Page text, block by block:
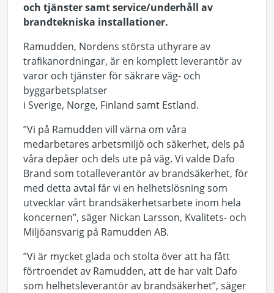
och tjänster samt service/underhåll av
brandtekniska installationer.
Ramudden, Nordens största uthyrare av
trafikanordningar, är en komplett leverantör av
varor och tjänster för säkrare väg- och
byggarbetsplatser
i Sverige, Norge, Finland samt Estland.
”Vi på Ramudden vill värna om våra
medarbetares arbetsmiljö och säkerhet, dels på
våra depåer och dels ute på väg. Vi valde Dafo
Brand som totalleverantör av brandsäkerhet, för
med detta avtal får vi en helhetslösning som
utvecklar vårt brandsäkerhetsarbete inom hela
koncernen”, säger Nickan Larsson, Kvalitets- och
Miljöansvarig på Ramudden AB.
”Vi är mycket glada och stolta över att ha fått
förtroendet av Ramudden, att de har valt Dafo
som helhetsleverantör av brandsäkerhet”, säger